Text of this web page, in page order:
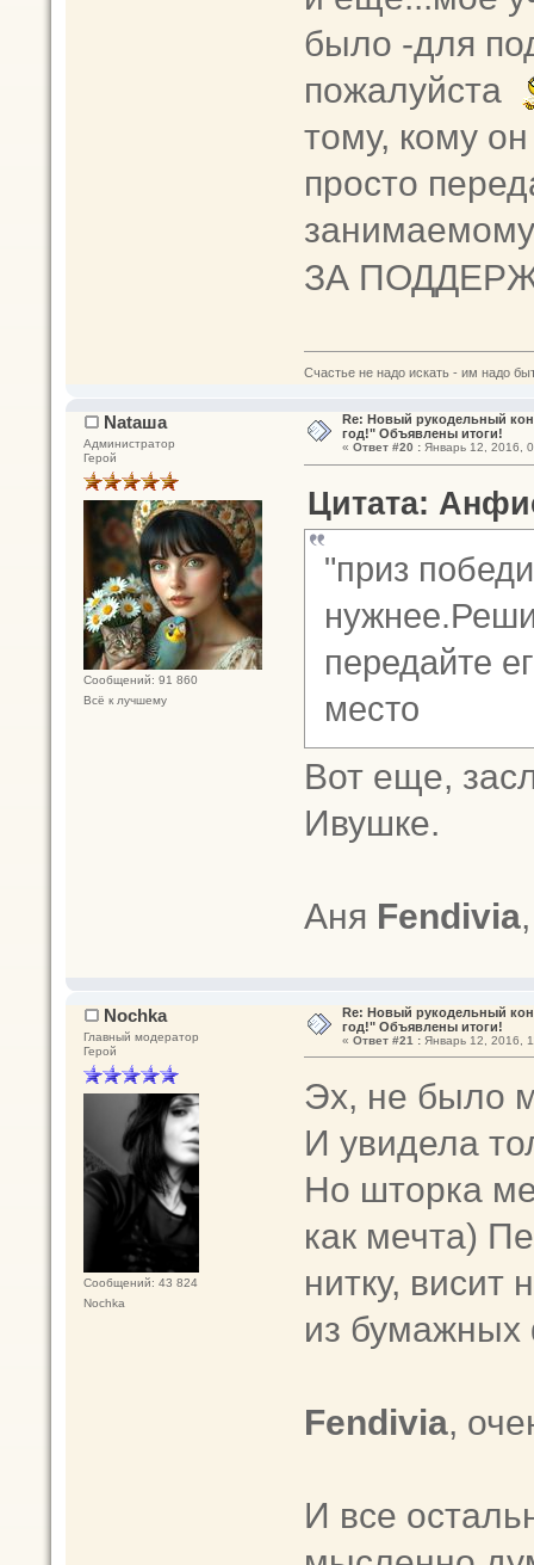
было -для
пожалуйста
тому, кому
просто
ЗА
Счастье не надо искать - им надо
Nataшa
Администратор
Герой
Сообщений: 91 860
Всё к лучшему
Re: Новый рукодельный
год!" Объявлены итоги!
« Ответ #20 :Январь 12, 2016,
Цитата:
"приз
передайте
место
Вот еще,
Ивушке.
Аня Fendivia
Nochka
Главный модератор
Герой
Сообщений: 43 824
Nochka
Re: Новый рукодельный
год!" Объявлены итоги!
« Ответ #21 :Январь 12, 2016,
Эх, не было
И увидела
Но шторка
как мечта)
нитку, висит
из
Fendivia,
И все